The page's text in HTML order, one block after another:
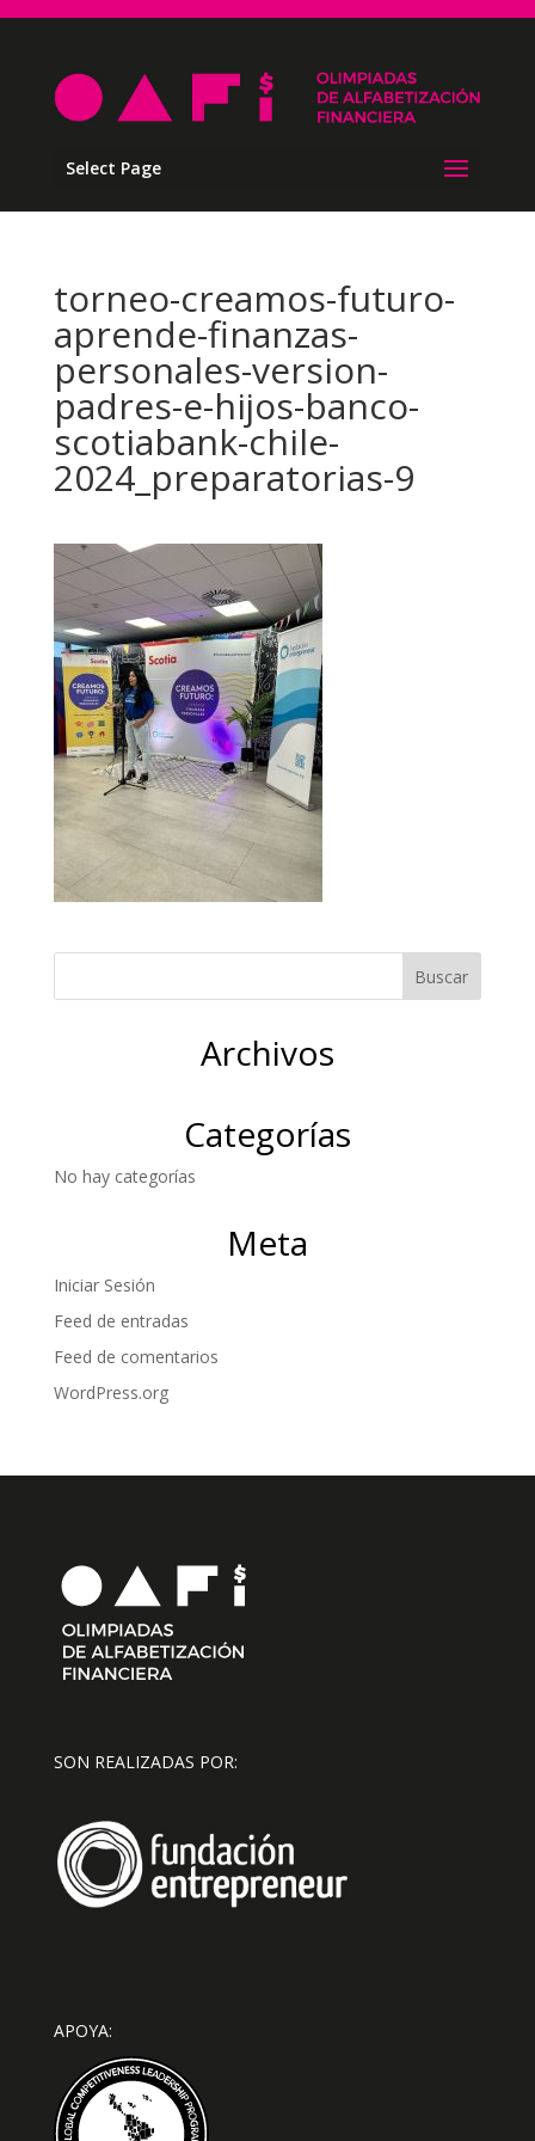
Select Page
torneo-creamos-futuro-
aprende-finanzas-
personales-version-
padres-e-hijos-banco-
scotiabank-chile-
2024_preparatorias-9
Archivos
Categorías
No hay categorías
Meta
Iniciar Sesión
Feed de entradas
Feed de comentarios
WordPress.org
SON REALIZADAS POR:
APOYA: